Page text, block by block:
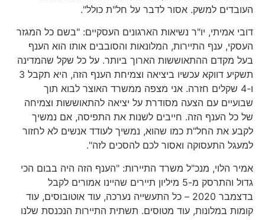
העובדים למשק. אסור לדבר על חל"ת כולל".
דובי אמיתי, יו"ר נשיאות הארגונים העסקיים: "בשם כל המגזר
העסקי, ענף התיירות, המלונאות והסובבים אותו הוא הענף
בעל מקדם ההתאוששות הארוך ביותר. על כל שקל שהמדינה
תשקיע דווקא עכשיו ביציאה וצמיחת הענף הזה, היא תקבל 3
ו-4 שקלים חזרה. אני מצפה ממשרד האוצר לבוא תוך
שבועיים עם הצעה מסודרת על יציאה להתאוששות וצמיחה
של כל הענף הזה. חייבים לשנות את התפיסה, אם נמשיך
לקבע את החל"ת כמו שהוא, נמשיך לעודד אנשים לא לחזור
למעגל התעסוקה ואסור לכם להסכים לזה".
אמיר הלוי, מנכ"ל משרד התיירות: "הענף הזה היה בבום הכי
גדול והתרסק מ-5 מיליון תיירים שהיינו אמורים לקבל
בדצמבר 2020 – כל התעשייה נערכה, עוד אוטובוסים, עוד
קומות במלונות, עוד מטוסים. תשתית התיירות הנכנסת שלנו